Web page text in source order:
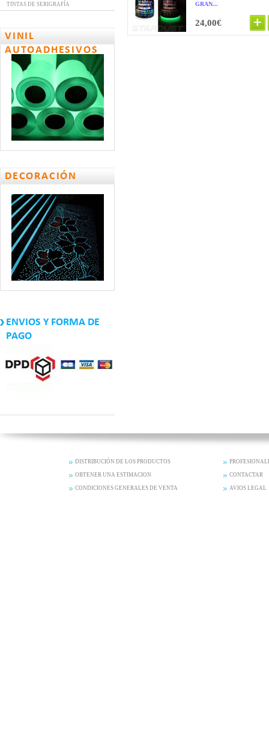
TINTAS DE SERIGRAFÍA
VINIL
AUTOADHESIVOS
DECORACIÓN
ENVIOS Y FORMA DE
PAGO
GRAN...
24,00€
DISTRIBUCIÓN DE LOS PRODUCTOS
OBTENER UNA ESTIMACION CONTACTAR
CONDICIONES GENERALES DE VENTA AVIOS LEGAL